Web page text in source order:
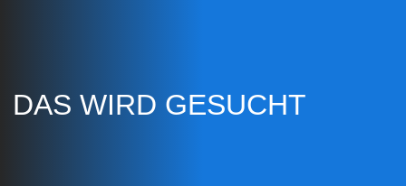
DAS WIRD GESUCHT